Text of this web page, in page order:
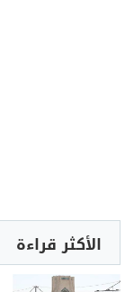
الأكثر قراءة